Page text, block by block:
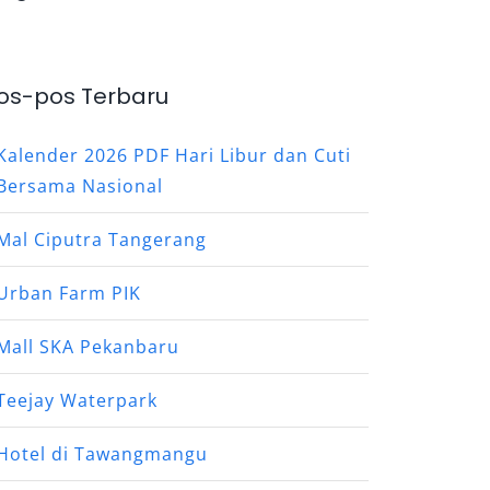
pos Terbaru
2026 PDF Hari Libur dan Cuti
Nasional
Ciputra Tangerang
Farm PIK
SKA Pekanbaru
Waterpark
di Tawangmangu